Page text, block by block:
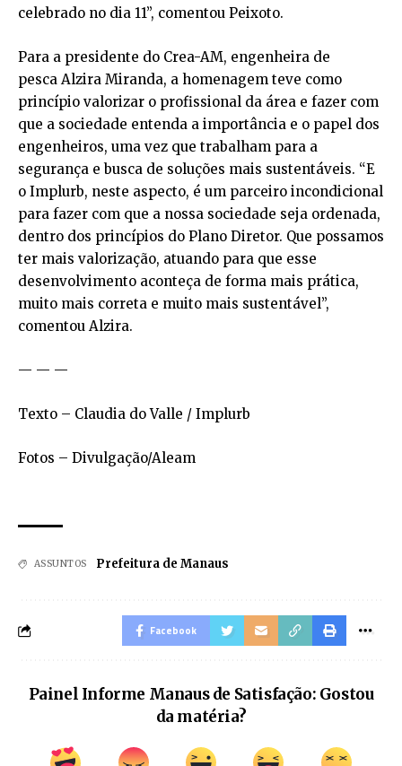
celebrado no dia 11”, comentou Peixoto.
Para a presidente do Crea-AM, engenheira de
pesca Alzira Miranda, a homenagem teve como
princípio valorizar o profissional da área e fazer com
que a sociedade entenda a importância e o papel dos
engenheiros, uma vez que trabalham para a
segurança e busca de soluções mais sustentáveis. “E
o Implurb, neste aspecto, é um parceiro incondicional
para fazer com que a nossa sociedade seja ordenada,
dentro dos princípios do Plano Diretor. Que possamos
ter mais valorização, atuando para que esse
desenvolvimento aconteça de forma mais prática,
muito mais correta e muito mais sustentável”,
comentou Alzira.
— — —
Texto – Claudia do Valle / Implurb
Fotos – Divulgação/Aleam
ASSUNTOS Prefeitura de Manaus
Facebook
Painel Informe Manaus de Satisfação: Gostou
da matéria?